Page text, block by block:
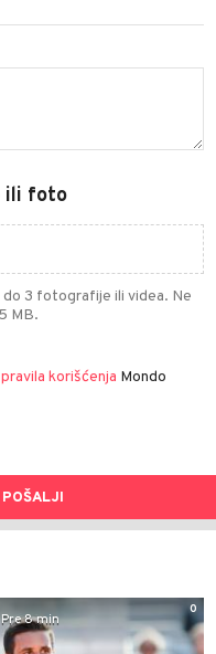
ili foto
3 fotografije ili videa. Ne
MB.
pravila korišćenja Mondo
POŠALJI
0
Pre 8 min